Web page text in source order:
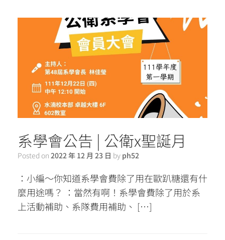
系學會公告 | 公衛x聖誕月
Posted on 2022 年 12 月 23 日 by ph52
：小編～你知道系學會費除了用在歐趴糖還有什
麼用途嗎？ ：當然有啊！系學會費除了用於系
上活動補助、系隊費用補助、 […]